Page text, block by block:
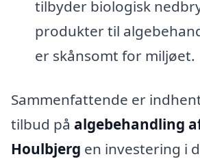
tilbyder biologisk
produkter til
er skånsomt for miljøet.
Sammenfattende er
tilbud på algebehandling
Houlbjerg en investering i